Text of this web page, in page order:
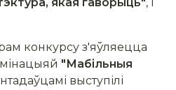
конкурсу з'яўляецца
"Мабільныя
выступілі